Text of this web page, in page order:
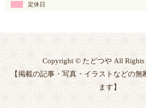
定休日
Copyright © たどつや All Rights
【掲載の記事・写真・イラストなどの無
ます】